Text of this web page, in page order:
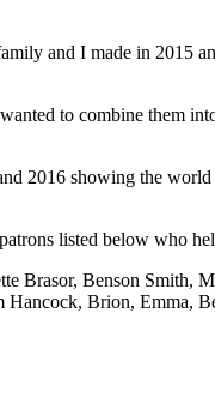
and I made in 2015
to combine them
2016 showing the
listed below who
Brasor, Benson Smith,
Brion, Emma,